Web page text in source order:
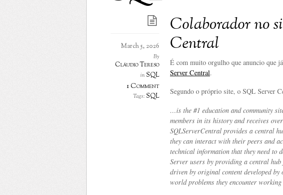
Colaborador no
Central
March 5, 2026
By
Cláudio Tereso
inSQL
1 Comment
Tags:SQL
É com muito orgulho que anuncio que
Server Central.
Segundo o próprio site, o SQL Server
…is the #1 education and community
members in its history and receives
SQLServerCentral provides a central
they can interact with their peers and
technical information that they need to
Server users by providing a central
driven by original content developed
world problems they encounter